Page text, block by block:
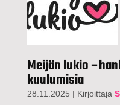
Meijän lukio
kuulumisia
28.11.2025 | Kirjoittaja